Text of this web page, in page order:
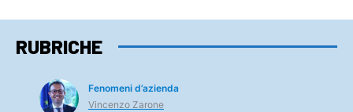
RUBRICHE
Fenomeni d’azienda
Vincenzo Zarone